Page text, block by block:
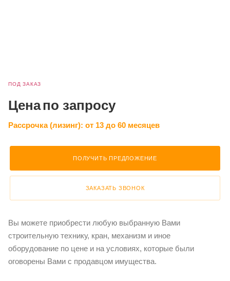
ПОД ЗАКАЗ
Ценапо запросу
Рассрочка (лизинг): от 13 до 60 месяцев
ПОЛУЧИТЬ ПРЕДЛОЖЕНИЕ
ЗАКАЗАТЬ ЗВОНОК
Вы можете приобрести любую выбранную Вами
строительную технику, кран, механизм и иное
оборудование по цене и на условиях, которые были
оговорены Вами с продавцом имущества.